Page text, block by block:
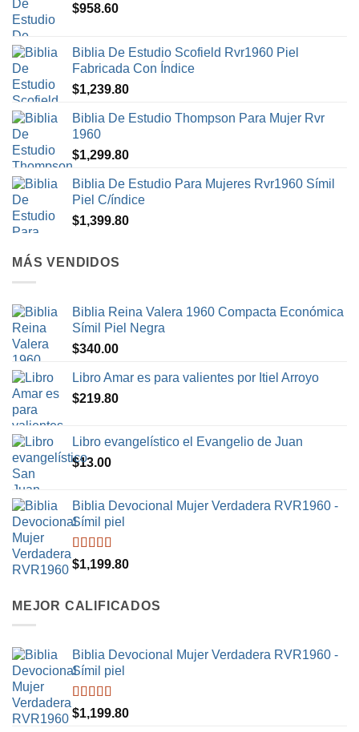
$958.60
Biblia De Estudio Scofield Rvr1960 Piel
Fabricada Con Índice
$1,239.80
Biblia De Estudio Thompson Para Mujer Rvr
1960
$1,299.80
Biblia De Estudio Para Mujeres Rvr1960 Símil
Piel C/índice
$1,399.80
MÁS VENDIDOS
Biblia Reina Valera 1960 Compacta Económica
Símil Piel Negra
$340.00
Libro Amar es para valientes por Itiel Arroyo
$219.80
Libro evangelístico el Evangelio de Juan
$13.00
Biblia Devocional Mujer Verdadera RVR1960 -
Símil piel
Valorado en
5.00
$1,199.80
MEJOR CALIFICADOS
Biblia Devocional Mujer Verdadera RVR1960 -
Símil piel
Valorado en
5.00
$1,199.80